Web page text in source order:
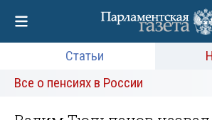
Статьи
Все о пенсиях в России